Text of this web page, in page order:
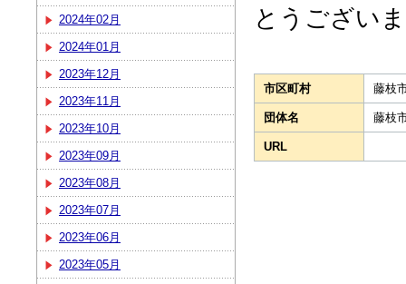
2024年02月
2024年01月
2023年12月
2023年11月
2023年10月
2023年09月
2023年08月
2023年07月
2023年06月
2023年05月
とうござい
市区町村 藤枝
団体名 藤枝
URL